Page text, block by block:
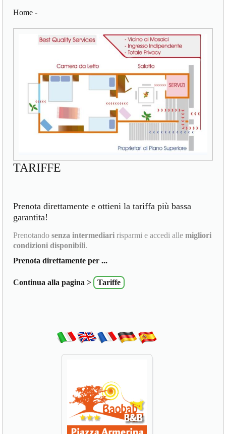
Home -
TARIFFE
Prenota direttamente e ottieni la tariffa più bassa
garantita!
Prenotandosenza intermediari risparmi e accedi allemigliori
condizioni disponibili.
Prenota direttamente per ...
Continua alla pagina > Tariffe